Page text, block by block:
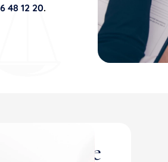
48 12 20.
fonds de